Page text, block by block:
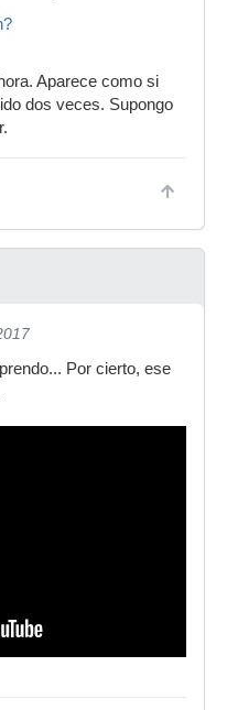
Aparece como si
dos veces. Supongo
Por cierto, ese